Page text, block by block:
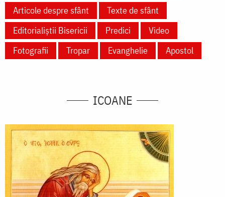
Articole despre sfânt
Texte de sfânt
Editorialiștii Bisericii
Predici
Video
Fotografii
Tropar Evanghelie Apostol
ICOANE